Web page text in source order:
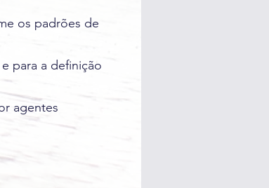
os padrões de
para a definição
agentes